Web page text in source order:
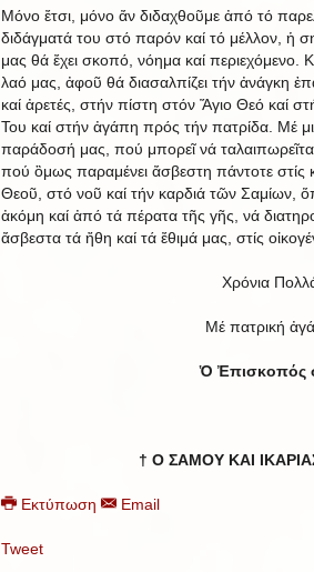
Μόνο ἔτσι, μόνο ἄν διδαχθοῦμε ἀπό τό
διδάγματά του στό παρόν καί τό μέλλον, ἡ
μας θά ἔχει σκοπό, νόημα καί περιεχόμενο.
λαό μας, ἀφοῦ θά διασαλπίζει τήν ἀνάγκη
καί ἀρετές, στήν πίστη στόν Ἅγιο Θεό καί
Του καί στήν ἀγάπη πρός τήν πατρίδα. Μέ
παράδοσή μας, πού μπορεῖ νά
πού ὃμως παραμένει ἄσβεστη πάντοτε στίς
Θεοῦ, στό νοῦ καί τήν καρδιά τῶν Σαμίων,
ἀκόμη καί ἀπό τά πέρατα τῆς γῆς, νά
ἄσβεστα τά ἤθη καί τά ἔθιμά μας, στίς
Χρόνια
Μέ πατρική
Ὁ Ἐπισκοπός
† Ο ΣΑΜΟΥ ΚΑΙ
Εκτύπωση Email
Tweet